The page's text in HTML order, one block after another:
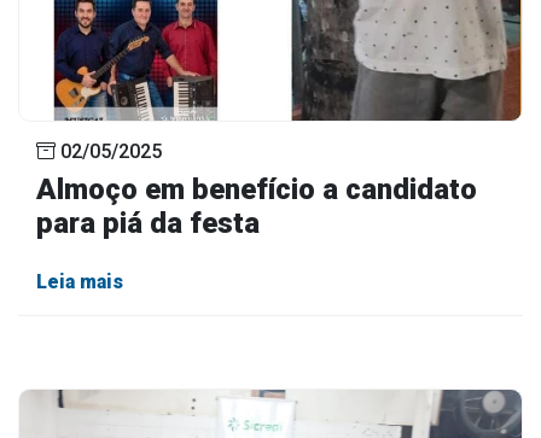
02/05/2025
Almoço em benefício a candidato
para piá da festa
Leia mais